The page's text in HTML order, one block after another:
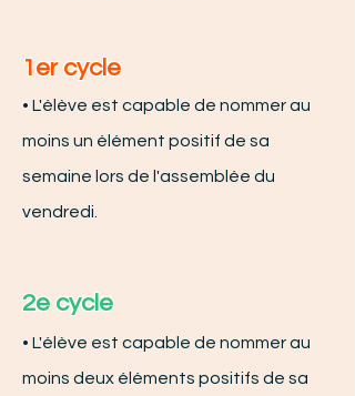
1er cycle
• L'élève est capable de nommer au
moins un élément positif de sa
semaine lors de l'assemblée du
vendredi.
2e cycle
• L'élève est capable de nommer au
moins deux éléments positifs de sa